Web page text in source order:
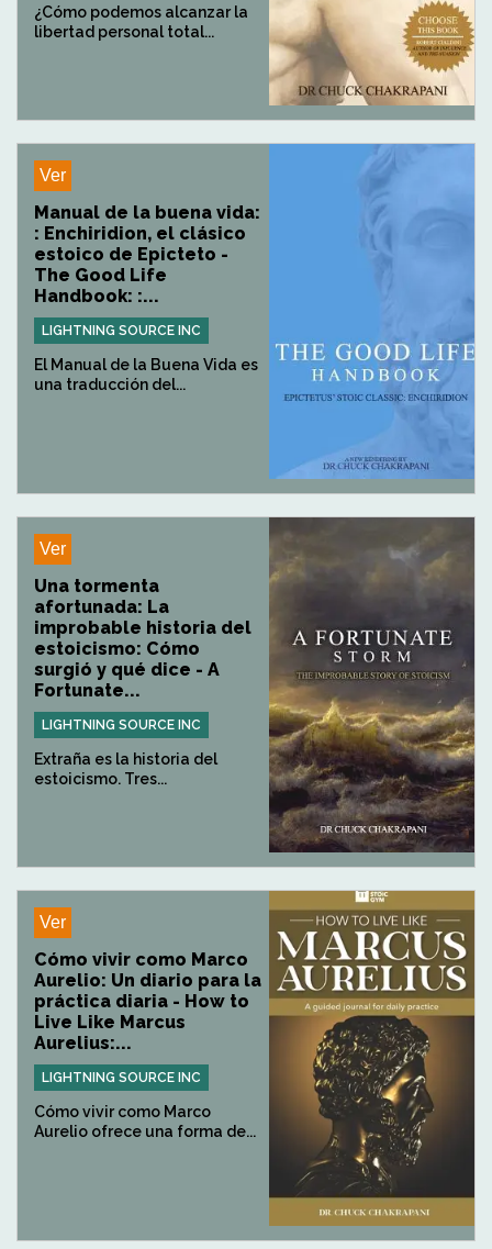
¿Cómo podemos alcanzar la
libertad personal total...
Ver
Manual de la buena vida:
: Enchiridion, el clásico
estoico de Epicteto -
The Good Life
Handbook: :...
LIGHTNING SOURCE INC
El Manual de la Buena Vida es
una traducción del...
Ver
Una tormenta
afortunada: La
improbable historia del
estoicismo: Cómo
surgió y qué dice - A
Fortunate...
LIGHTNING SOURCE INC
Extraña es la historia del
estoicismo. Tres...
Ver
Cómo vivir como Marco
Aurelio: Un diario para la
práctica diaria - How to
Live Like Marcus
Aurelius:...
LIGHTNING SOURCE INC
Cómo vivir como Marco
Aurelio ofrece una forma de...